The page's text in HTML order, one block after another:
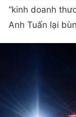
“kinh doanh
Anh Tuấn lại